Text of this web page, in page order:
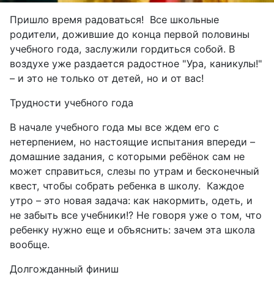
Пришло время радоваться! Все школьные
родители, дожившие до конца первой половины
учебного года, заслужили гордиться собой. В
воздухе уже раздается радостное "Ура, каникулы!"
– и это не только от детей, но и от вас!
Трудности учебного года
В начале учебного года мы все ждем его с
нетерпением, но настоящие испытания впереди –
домашние задания, с которыми ребёнок сам не
может справиться, слезы по утрам и бесконечный
квест, чтобы собрать ребенка в школу. Каждое
утро – это новая задача: как накормить, одеть, и
не забыть все учебники!? Не говоря уже о том, что
ребенку нужно еще и объяснить: зачем эта школа
вообще.
Долгожданный финиш